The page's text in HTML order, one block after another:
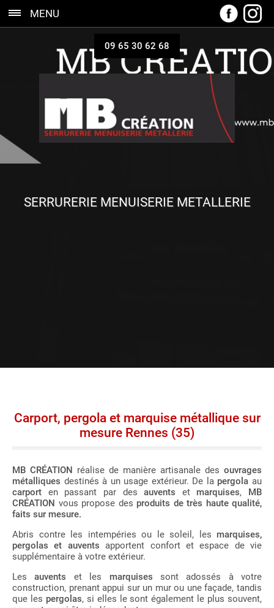
MENU
09 65 30 62 68
SERRURERIE MENUISERIE METALLERIE
Carport, pergola et marquise métallique sur
mesure Rennes (35)
MB CRÉATION réalise de manière artisanale des ouvrages
métalliques destinés à un usage extérieur. De lapergola au
carport en passant par desauvents et marquises, MB
CRÉATION vous propose des produits de très haute qualité,
faits sur mesure.
Abris contre les intempéries ou le soleil, les marquises,
pergolas et auvents apportent confort et espace de vie
supplémentaire à votre extérieur.
Les auvents et les marquises sont adossés à votre
construction, prenant appui sur un mur ou une façade, tandis
que les pergolas, si elles le sont également le plus souvent,